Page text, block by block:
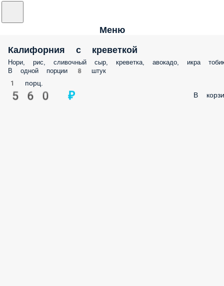
Меню
Калифорния с креветкой
Нори, рис, сливочный сыр, креветка, авокадо, икра
В одной порции 8 штук
1 порц.
560 ₽ В